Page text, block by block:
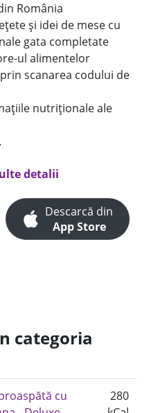
România
și idei de mese cu
gata completate
ul alimentelor
scanarea codului de
nutriționale ale
detalii
Descarcă din
App Store
categoria
cu
280